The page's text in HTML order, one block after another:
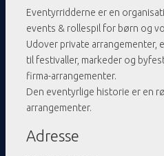
Eventyrridderne er en
events & rollespil for børn og
Udover private arrangementer,
til festivaller, markeder og
firma-arrangementer.
Den eventyrlige historie er en
arrangementer.
Adresse